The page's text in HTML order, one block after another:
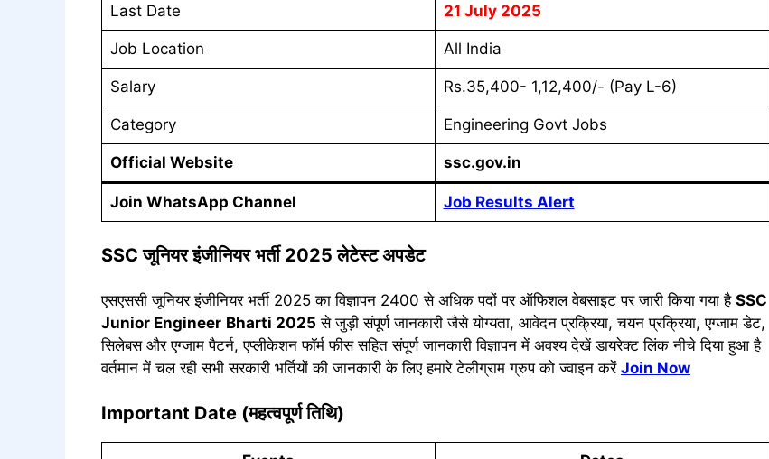
Last Date 21 July 2025
Job Location All India
Salary Rs.35,400- 1,12,400/- (Pay L-6)
Category Engineering Govt Jobs
Official Website ssc.gov.in
Join WhatsApp Channel Job Results Alert
SSCजूनियर इंजीनियर भर्ती2025 लेटेस्ट अपडेट
एसएससी जूनियर इंजीनियर भर्ती 2025 का विज्ञापन 2400 से अधिक पदों पर ऑफिशल वेबसाइट पर जारी किया गया है SSC
Junior Engineer Bharti 2025 से जुड़ी संपूर्ण जानकारी जैसे योग्यता, आवेदन प्रक्रिया, चयन प्रक्रिया, एग्जाम डेट,
सिलेबस और एग्जाम पैटर्न, एप्लीकेशन फॉर्म फीस सहित संपूर्ण जानकारी विज्ञापन में अवश्य देखें डायरेक्ट लिंक नीचे दिया हुआ है
वर्तमान में चल रही सभी सरकारी भर्तियों की जानकारी के लिए हमारे टेलीग्राम ग्रुप को ज्वाइन करें Join Now
Important Date (महत्वपूर्ण तिथि)